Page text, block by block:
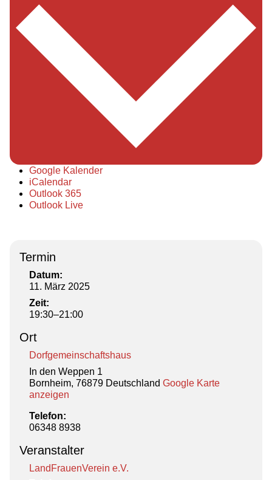
Google Kalender
iCalendar
Outlook 365
Outlook Live
Termin
Datum:
11. März 2025
Zeit:
19:30–21:00
Ort
Dorfgemeinschaftshaus
In den Weppen 1
Bornheim, 76879 Deutschland Google Karte
anzeigen
Telefon:
06348 8938
Veranstalter
LandFrauenVerein e.V.